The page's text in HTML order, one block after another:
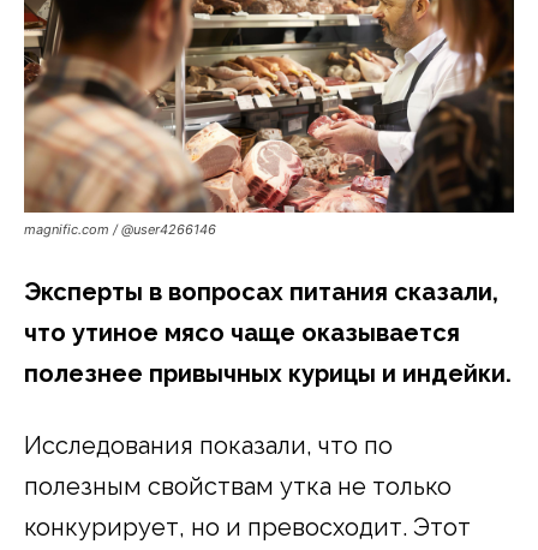
magnific.com / @user4266146
Эксперты в вопросах питания сказали,
что утиное мясо чаще оказывается
полезнее привычных курицы и индейки.
Исследования показали, что по
полезным свойствам утка не только
конкурирует, но и превосходит. Этот